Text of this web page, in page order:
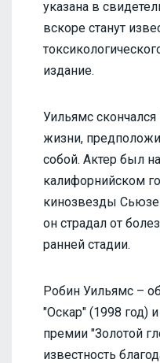
указана в
вскоре станут
издание.
Уильямс скончался
жизни,
собой. Актер был
калифорнийском
кинозвезды
он страдал от
ранней стадии.
Робин Уильямс –
"Оскар" (1998 год)
премии "Золотой
известность